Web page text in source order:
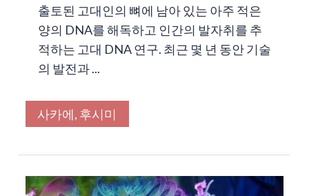
출토된 고대인의 뼈에 남아 있는 아주 적은
양의 DNA를 해독하고 인간의 발자취를 추
적하는 고대 DNA 연구. 최근 몇 년 동안 기술
의 발전과 ...
사카에, 후시미